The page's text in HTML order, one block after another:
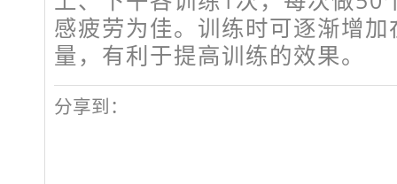
感疲劳为佳。训练时可逐渐增
量，有利于提高训练的效果。
分享到：